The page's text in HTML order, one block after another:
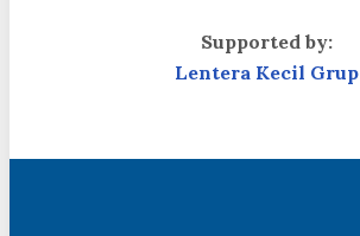
Supported by:
Lentera Kecil Grup